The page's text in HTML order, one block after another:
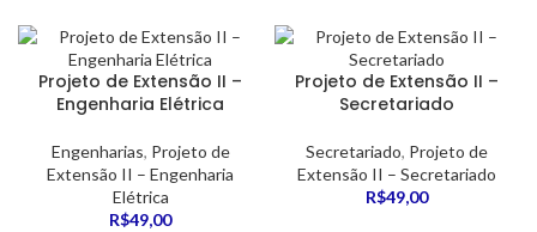
Projeto de Extensão II –
Engenharia Elétrica
Engenharias, Projeto de
Extensão II – Engenharia
Elétrica
R$49,00
Projeto de Extensão II –
Secretariado
Secretariado, Projeto de
Extensão II – Secretariado
R$49,00